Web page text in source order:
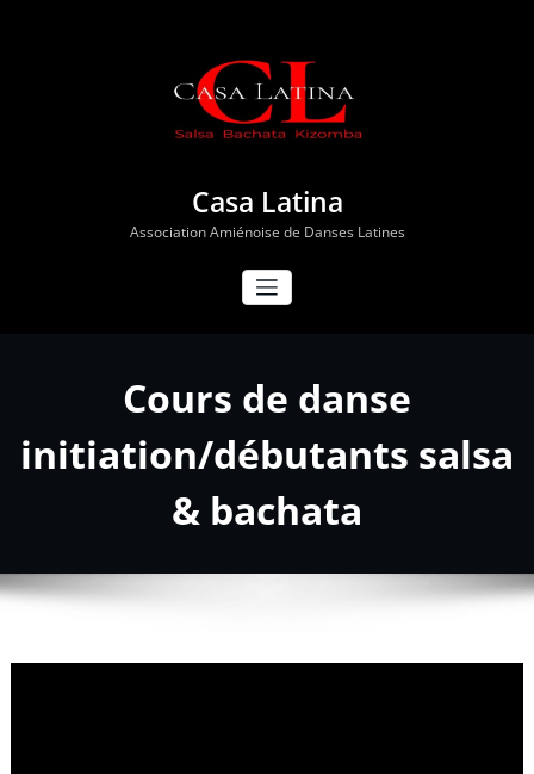
Casa Latina
Association Amiénoise de Danses Latines
Cours de danse
initiation/débutants salsa
& bachata